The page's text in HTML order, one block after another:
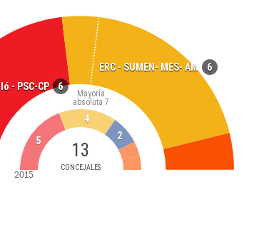
- PSC-CP 6
ERC - SUMEN- MES- AM 6
13
CONCEJALES
Mayoría
absoluta 7
5
4
2
2015